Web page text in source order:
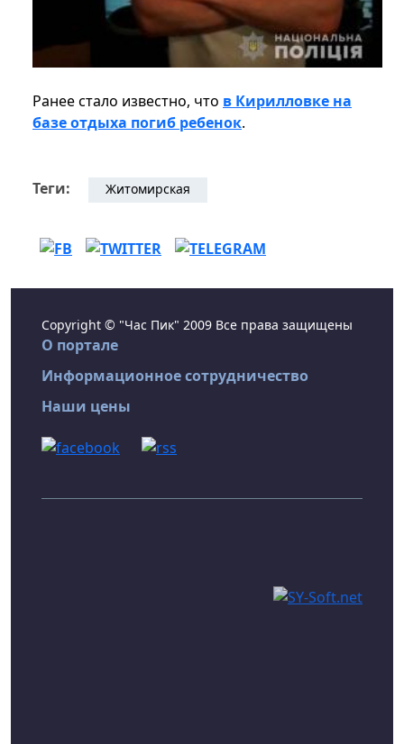
Ранее стало известно, что в Кирилловке на
базе отдыха погиб ребенок.
Теги: Житомирская
Copyright © "Час Пик" 2009 Все права защищены
О портале
Информационное сотрудничество
Наши цены